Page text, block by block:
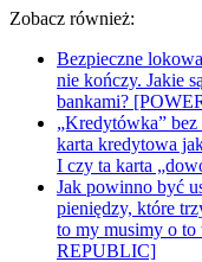
Zobacz również:
Bezpieczne
nie kończy. Jakie
bankami?
„Kredytówka”
karta kredytowa
I czy ta karta
Jak powinno być
pieniędzy, które
to my musimy o
REPUBLIC]